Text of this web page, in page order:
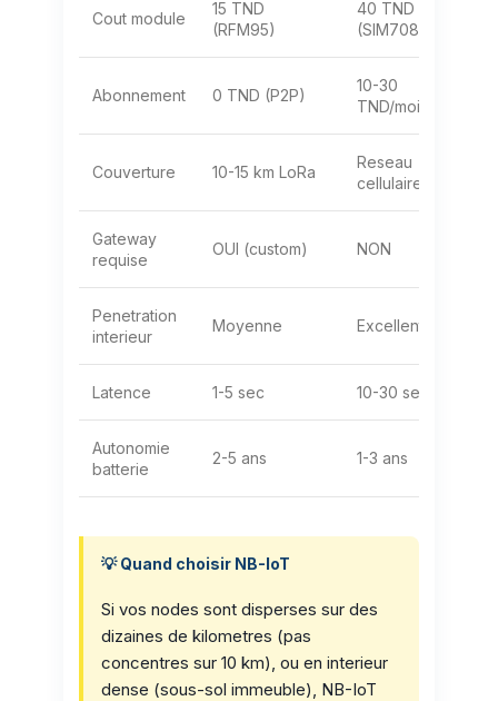
Cout module
15 TND
(RFM95)
40 TND
(SIM7080)
Abonnement 0 TND (P2P)
10-30
TND/mois
Couverture 10-15 km LoRa
Reseau
cellulaire
Gateway
requise
OUI (custom) NON
Penetration
interieur
Moyenne Excellente
Latence 1-5 sec 10-30 sec
Autonomie
batterie
2-5 ans 1-3 ans
💡 Quand choisir NB-IoT
Si vos nodes sont disperses sur des
dizaines de kilometres (pas
concentres sur 10 km), ou en interieur
dense (sous-sol immeuble), NB-IoT